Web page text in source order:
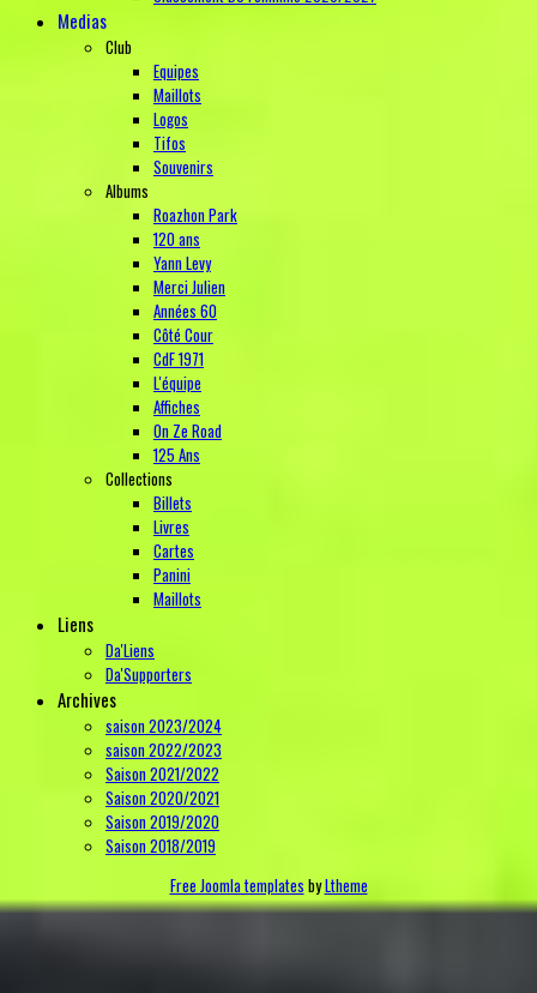
Medias
Club
Equipes
Maillots
Logos
Tifos
Souvenirs
Albums
Roazhon Park
120 ans
Yann Levy
Merci Julien
Années 60
Côté Cour
CdF 1971
L'équipe
Affiches
On Ze Road
125 Ans
Collections
Billets
Livres
Cartes
Panini
Maillots
Liens
Da'Liens
Da'Supporters
Archives
saison 2023/2024
saison 2022/2023
Saison 2021/2022
Saison 2020/2021
Saison 2019/2020
Saison 2018/2019
Free Joomla templates byLtheme